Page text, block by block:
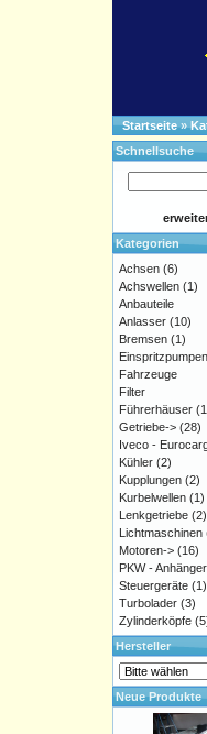
Startseite»
Schnellsuche
Kategorien
Achsen (6)
Achswellen (1)
Anbauteile
Anlasser (10)
Bremsen (1)
Einspritzpumpen
Fahrzeuge
Filter
Führerhäuser
Getriebe-> (28)
Iveco -
Kühler (2)
Kupplungen (2)
Kurbelwellen (1)
Lenkgetriebe (2)
Lichtmaschinen
Motoren-> (16)
PKW - Anhänger
Steuergeräte (1)
Turbolader (3)
Zylinderköpfe
Hersteller
Neue Produkte